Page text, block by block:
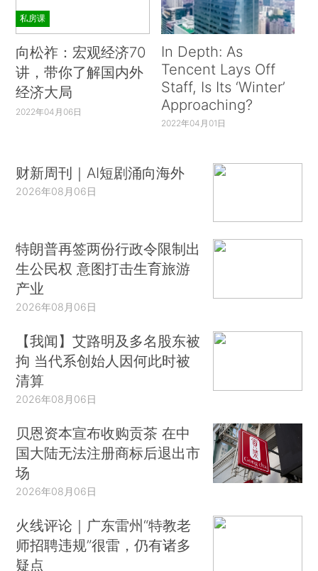
私房课
向松祚：宏观经济70
讲，带你了解国内外
经济大局
2022年04月06日
In Depth: As
Tencent Lays Off
Staff, Is Its ‘Winter’
Approaching?
2022年04月01日
财新周刊｜AI短剧涌向海外
2026年08月06日
特朗普再签两份行政令限制出
生公民权 意图打击生育旅游
产业
2026年08月06日
【我闻】艾路明及多名股东被
拘 当代系创始人因何此时被
清算
2026年08月06日
贝恩资本宣布收购贡茶 在中
国大陆无法注册商标后退出市
场
2026年08月06日
火线评论｜广东雷州“特教老
师招聘违规”很雷，仍有诸多
疑点